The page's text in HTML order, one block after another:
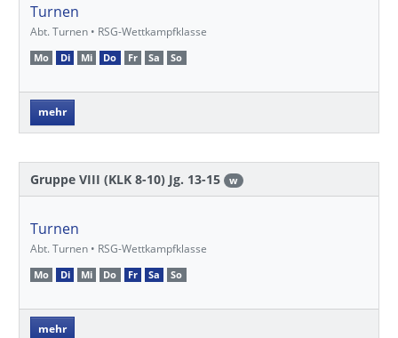
Turnen
Abt. Turnen • RSG-Wettkampfklasse
Mo Di Mi Do Fr Sa So
mehr
Gruppe VIII (KLK 8-10) Jg. 13-15 w
Turnen
Abt. Turnen • RSG-Wettkampfklasse
Mo Di Mi Do Fr Sa So
mehr